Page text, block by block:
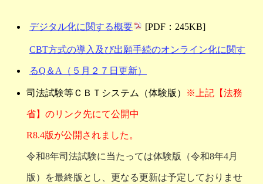
デジタル化に関する概要 [PDF：245KB]
CBT方式の導入及び出願手続のオンライン化に関す
るQ＆A（５月２７日更新）
司法試験等ＣＢＴシステム（体験版） ※上記【法務
省】のリンク先にて公開中
R8.4版が公開されました。
令和8年司法試験に当たっては体験版（令和8年4月
版）を最終版とし、更なる更新は予定しておりませ